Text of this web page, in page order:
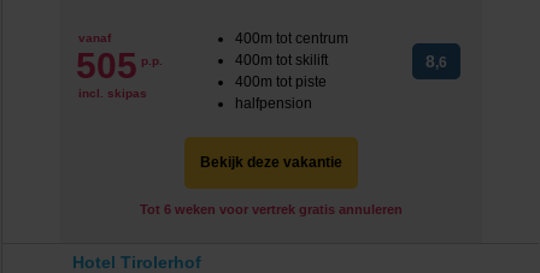
vanaf
505 p.p.
incl. skipas
400m tot centrum
400m tot skilift
400m tot piste
halfpension
8,6
Bekijk deze vakantie
Tot 6 weken voor vertrek gratis annuleren
Hotel Tirolerhof